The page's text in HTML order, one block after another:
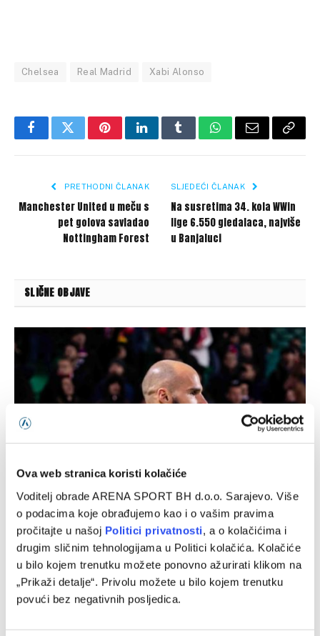
Ova web stranica koristi kolačiće
Voditelj obrade ARENA SPORT BH d.o.o. Sarajevo. Više
o podacima koje obrađujemo kao i o vašim pravima
pročitajte u našoj Politici privatnosti, a o kolačićima i
drugim sličnim tehnologijama u Politici kolačića. Kolačiće
u bilo kojem trenutku možete ponovno ažurirati klikom na
„Prikaži detalje“. Privolu možete u bilo kojem trenutku
povući bez negativnih posljedica.
Chelsea Real Madrid Xabi Alonso
FacebookTwitterPinterestLinkedInTumblrWhatsApp
Email Copy
PRETHODNI ČLANAK
Manchester United u meču s
pet golova savladao
Nottingham Forest
SLJEDEĆI ČLANAK
Na susretima 34. kola WWin
lige 6.550 gledalaca, najviše
u Banjaluci
SLIČNE OBJAVE
Nekadašnji golman Borca na posudbi u Norveškoj
05/08/2026